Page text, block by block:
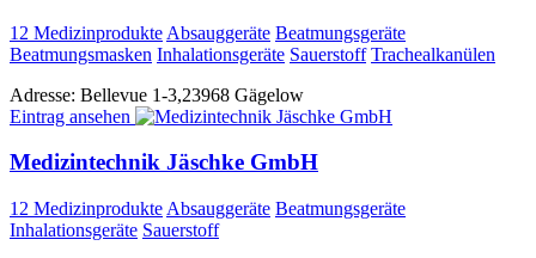
12 Medizinprodukte Absauggeräte Beatmungsgeräte
Beatmungsmasken Inhalationsgeräte Sauerstoff Trachealkanülen
Adresse: Bellevue 1-3,23968 Gägelow
Eintrag ansehen
Medizintechnik Jäschke GmbH
12 Medizinprodukte Absauggeräte Beatmungsgeräte
Inhalationsgeräte Sauerstoff